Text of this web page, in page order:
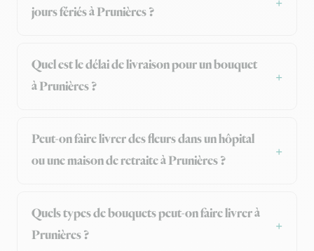
jours fériés à Prunières ?
Quel est le délai de livraison pour un bouquet
à Prunières ?
Peut-on faire livrer des fleurs dans un hôpital
ou une maison de retraite à Prunières ?
Quels types de bouquets peut-on faire livrer à
Prunières ?